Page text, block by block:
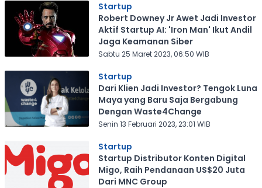
Startup
Robert Downey Jr Awet Jadi Investor
Aktif Startup AI: 'Iron Man' Ikut Andil
Jaga Keamanan Siber
Sabtu 25 Maret 2023, 06:50 WIB
Startup
Dari Klien Jadi Investor? Tengok Luna
Maya yang Baru Saja Bergabung
Dengan Waste4Change
Senin 13 Februari 2023, 23:01 WIB
Startup
Startup Distributor Konten Digital
Migo, Raih Pendanaan US$20 Juta
Dari MNC Group